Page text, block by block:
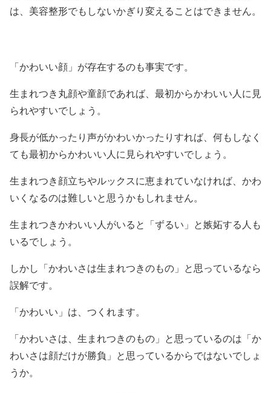
は、美容整形でもしないかぎり変えることはできません。
「かわいい顔」が存在するのも事実です。
生まれつき丸顔や童顔であれば、最初からかわいい人に見
られやすいでしょう。
身長が低かったり声がかわいかったりすれば、何もしなく
ても最初からかわいい人に見られやすいでしょう。
生まれつき顔立ちやルックスに恵まれていなければ、かわ
いくなるのは難しいと思うかもしれません。
生まれつきかわいい人がいると「ずるい」と嫉妬する人も
いるでしょう。
しかし「かわいさは生まれつきのもの」と思っているなら
誤解です。
「かわいい」は、つくれます。
「かわいさは、生まれつきのもの」と思っているのは「か
わいさは顔だけが勝負」と思っているからではないでしょ
うか。